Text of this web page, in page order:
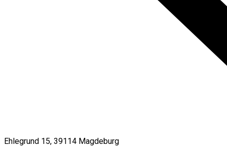
Ehlegrund 15, 39114 Magdeburg